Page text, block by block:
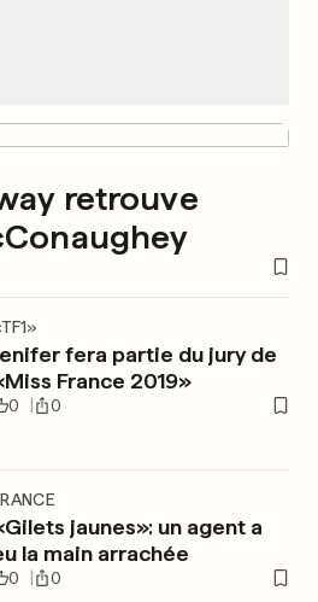
retrouve
fera partie du jury de
France 2019»
0 0
jaunes»: un agent a
la main arrachée
0 0